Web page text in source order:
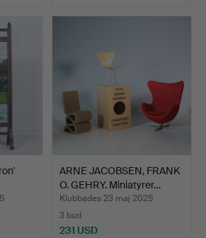
ARNE JACOBSEN, FRANK
O. GEHRY. Miniatyrer…
Klubbades 23 maj 2025
3 bud
231 USD